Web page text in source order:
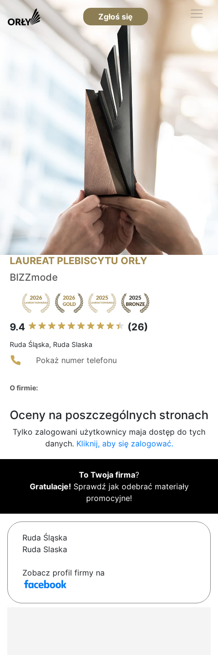
Zgłoś się
LAUREAT PLEBISCYTU ORŁY
BIZZmode
9.4 (26)
Ruda Śląska, Ruda Slaska
Pokaż numer telefonu
O firmie:
Oceny na poszczególnych stronach
Tylko zalogowani użytkownicy maja dostęp do tych
danych. Kliknij, aby się zalogować.
To Twoja firma?
Gratulacje! Sprawdź jak odebrać materiały
promocyjne!
Ruda Śląska
Ruda Slaska
Zobacz profil firmy na